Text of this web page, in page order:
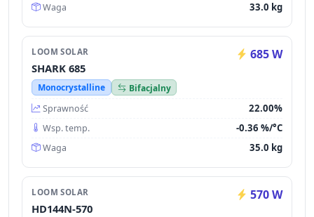
Waga 33.0 kg
LOOM SOLAR 685 W
SHARK 685
Monocrystalline
Bifacjalny
Sprawność
22.00%
Wsp. temp. -0.36 %/°C
Waga 35.0 kg
LOOM SOLAR 570 W
HD144N-570